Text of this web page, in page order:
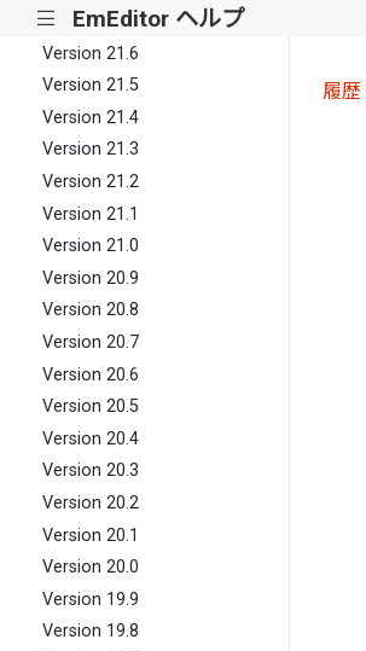
||| EmEditor ヘルプ
Version 21.7
Version 21.6
Version 21.5
Version 21.4
Version 21.3
Version 21.2
Version 21.1
Version 21.0
Version 20.9
Version 20.8
Version 20.7
Version 20.6
Version 20.5
Version 20.4
Version 20.3
Version 20.2
Version 20.1
Version 20.0
Version 19.9
Version 19.8
履歴